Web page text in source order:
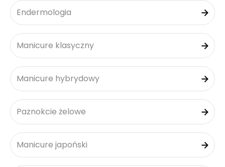
Endermologia
Manicure klasyczny
Manicure hybrydowy
Paznokcie żelowe
Manicure japoński